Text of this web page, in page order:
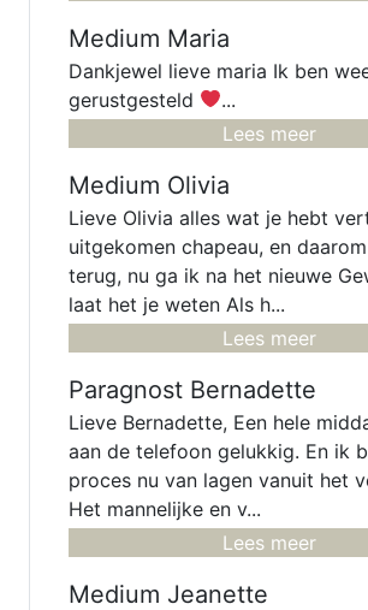
Medium Maria
Dankjewel lieve maria Ik ben
gerustgesteld
...
Lees meer
Medium Olivia
Lieve Olivia alles wat je hebt
uitgekomen chapeau, en
terug, nu ga ik na het nieuwe
laat het je weten Als h...
Lees meer
Paragnost Bernadette
Lieve Bernadette, Een hele
aan de telefoon gelukkig. En ik
proces nu van lagen vanuit het
Het mannelijke en v...
Lees meer
Medium Jeanette